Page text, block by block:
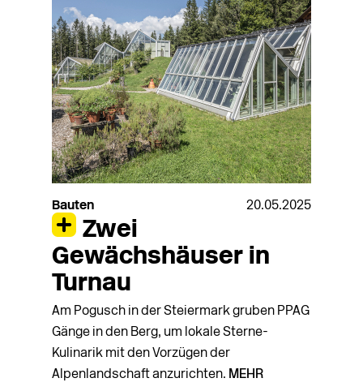
Bauten 20.05.2025
Zwei
Gewächshäuser in
Turnau
Am Pogusch in der Steiermark gruben PPAG
Gänge in den Berg, um lokale Sterne-
Kulinarik mit den Vorzügen der
Alpenlandschaft anzurichten. MEHR